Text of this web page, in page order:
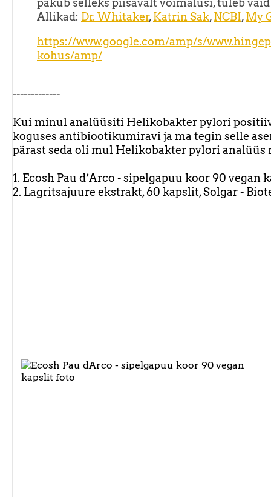
pakub selleks piisavalt võimalusi, tuleb
Allikad: Dr. Whitaker,Katrin Sak,NCBI,My
https://www.google.com/amp/s/
kohus/amp/
-------------
Kui minul analüüsiti Helikobakter pylori
koguses antibiootikumiravi ja ma tegin selle
pärast seda oli mul Helikobakter pylori analüüs
1. Ecosh Pau d’Arco - sipelgapuu koor 90
2. Lagritsajuure ekstrakt, 60 kapslit, Solgar -